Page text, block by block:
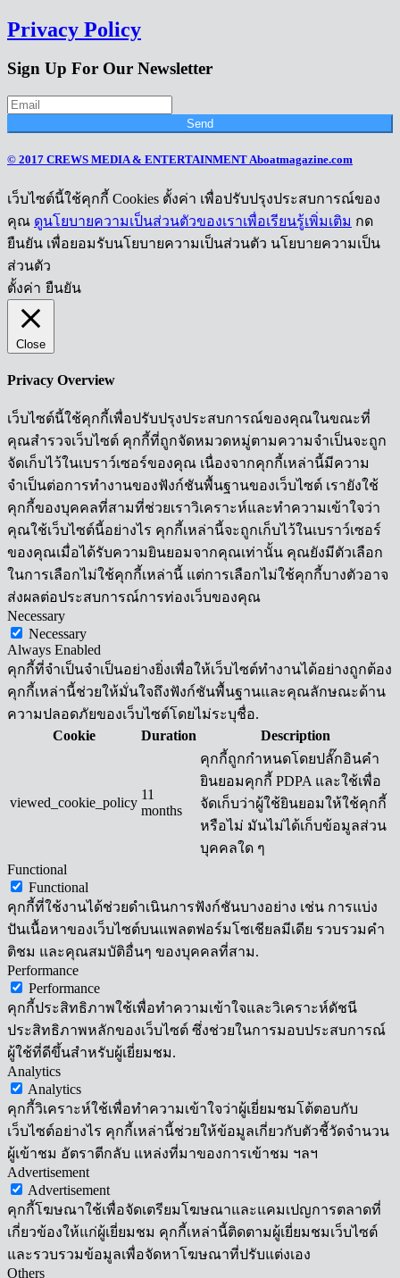
Privacy Policy
Sign Up For Our Newsletter
Send
© 2017 CREWS MEDIA & ENTERTAINMENT Aboatmagazine.com
เว็บไซต์นี้ใช้คุกกี้ Cookies ตั้งค่า เพื่อปรับปรุงประสบการณ์ของ
คุณ ดูนโยบายความเป็นส่วนตัวของเราเพื่อเรียนรู้เพิ่มเติม กด
ยืนยัน เพื่อยอมรับนโยบายความเป็นส่วนตัว นโยบายความเป็น
ส่วนตัว
ตั้งค่า ยืนยัน
Close
Privacy Overview
เว็บไซต์นี้ใช้คุกกี้เพื่อปรับปรุงประสบการณ์ของคุณในขณะที่
คุณสำรวจเว็บไซต์ คุกกี้ที่ถูกจัดหมวดหมู่ตามความจำเป็นจะถูก
จัดเก็บไว้ในเบราว์เซอร์ของคุณ เนื่องจากคุกกี้เหล่านี้มีความ
จำเป็นต่อการทำงานของฟังก์ชันพื้นฐานของเว็บไซต์ เรายังใช้
คุกกี้ของบุคคลที่สามที่ช่วยเราวิเคราะห์และทำความเข้าใจว่า
คุณใช้เว็บไซต์นี้อย่างไร คุกกี้เหล่านี้จะถูกเก็บไว้ในเบราว์เซอร์
ของคุณเมื่อได้รับความยินยอมจากคุณเท่านั้น คุณยังมีตัวเลือก
ในการเลือกไม่ใช้คุกกี้เหล่านี้ แต่การเลือกไม่ใช้คุกกี้บางตัวอาจ
ส่งผลต่อประสบการณ์การท่องเว็บของคุณ
Necessary
Necessary
Always Enabled
คุกกี้ที่จำเป็นจำเป็นอย่างยิ่งเพื่อให้เว็บไซต์ทำงานได้อย่างถูกต้อง
คุกกี้เหล่านี้ช่วยให้มั่นใจถึงฟังก์ชันพื้นฐานและคุณลักษณะด้าน
ความปลอดภัยของเว็บไซต์โดยไม่ระบุชื่อ.
Cookie
Duration Description
viewed_cookie_policy
11
months
คุกกี้ถูกกำหนดโดยปลั๊กอินคำ
ยินยอมคุกกี้ PDPA และใช้เพื่อ
จัดเก็บว่าผู้ใช้ยินยอมให้ใช้คุกกี้
หรือไม่ มันไม่ได้เก็บข้อมูลส่วน
บุคคลใด ๆ
Functional
Functional
คุกกี้ที่ใช้งานได้ช่วยดำเนินการฟังก์ชันบางอย่าง เช่น การแบ่ง
ปันเนื้อหาของเว็บไซต์บนแพลตฟอร์มโซเชียลมีเดีย รวบรวมคำ
ติชม และคุณสมบัติอื่นๆ ของบุคคลที่สาม.
Performance
Performance
คุกกี้ประสิทธิภาพใช้เพื่อทำความเข้าใจและวิเคราะห์ดัชนี
ประสิทธิภาพหลักของเว็บไซต์ ซึ่งช่วยในการมอบประสบการณ์
ผู้ใช้ที่ดีขึ้นสำหรับผู้เยี่ยมชม.
Analytics
Analytics
คุกกี้วิเคราะห์ใช้เพื่อทำความเข้าใจว่าผู้เยี่ยมชมโต้ตอบกับ
เว็บไซต์อย่างไร คุกกี้เหล่านี้ช่วยให้ข้อมูลเกี่ยวกับตัวชี้วัดจำนวน
ผู้เข้าชม อัตราตีกลับ แหล่งที่มาของการเข้าชม ฯลฯ
Advertisement
Advertisement
คุกกี้โฆษณาใช้เพื่อจัดเตรียมโฆษณาและแคมเปญการตลาดที่
เกี่ยวข้องให้แก่ผู้เยี่ยมชม คุกกี้เหล่านี้ติดตามผู้เยี่ยมชมเว็บไซต์
และรวบรวมข้อมูลเพื่อจัดหาโฆษณาที่ปรับแต่งเอง
Others